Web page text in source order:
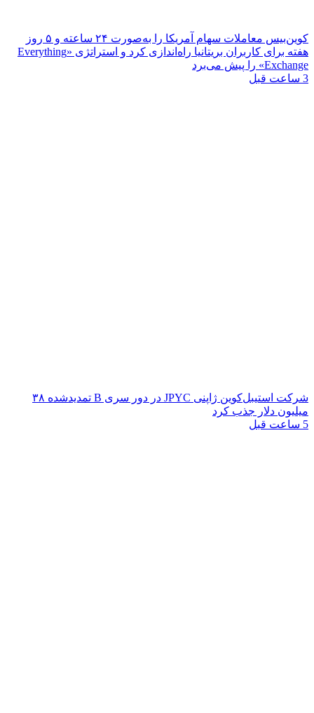
کوین‌بیس معاملات سهام آمریکا را به‌صورت ۲۴ ساعته و ۵ روز
هفته برای کاربران بریتانیا راه‌اندازی کرد و استراتژی «Everything
Exchange» را پیش می‌برد
3 ساعت قبل
شرکت استیبل‌کوین ژاپنی JPYC در دور سری B تمدیدشده ۳۸
میلیون دلار جذب کرد
5 ساعت قبل